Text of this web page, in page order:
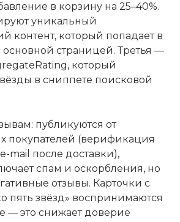
в корзину на 25–40%.
уникальный
контент, который попадает в
основной страницей. Третья —
который
в сниппете поисковой
публикуются от
покупателей (верификация
mail после доставки),
спам и оскорбления, но
отзывы. Карточки с
пять звёзд» воспринимаются
— это снижает доверие